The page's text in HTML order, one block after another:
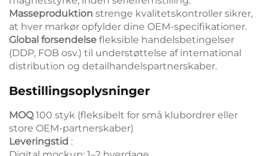
Masseproduktion strenge kvalitetskontroller sikrer,
at hver markør opfylder dine OEM-specifikationer.
Global forsendelse fleksible handelsbetingelser
(DDP, FOB osv.) til understøttelse af international
distribution og detailhandelspartnerskaber.
Bestillingsoplysninger
MOQ100 styk (fleksibelt for små klubordrer eller
store OEM-partnerskaber)
Leveringstid :